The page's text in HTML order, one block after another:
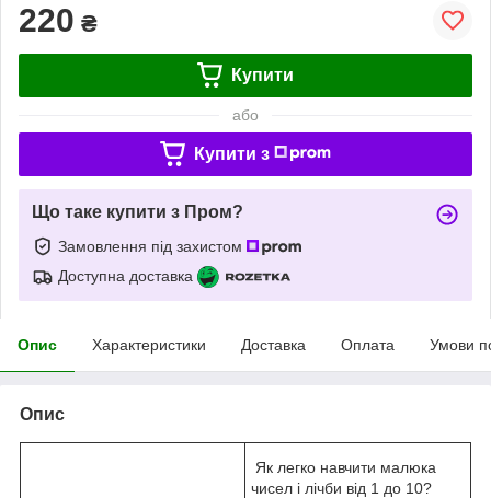
220 ₴
Купити
або
Купити з
Що таке купити з Пром?
Замовлення під захистом
Доступна доставка
Опис Характеристики Доставка Оплата Умови
Опис
Як легко навчити малюка
чисел і лічби від 1 до 10?